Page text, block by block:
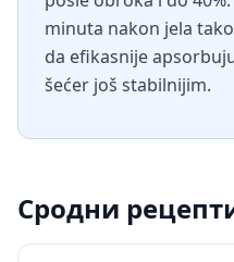
minuta nakon jela
da efikasnije
šećer još stabilnijim.
Сродни